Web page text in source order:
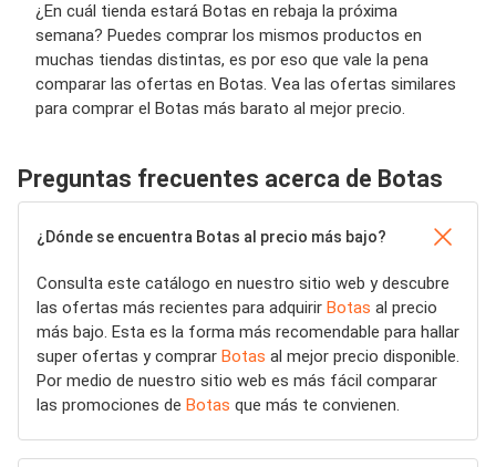
¿En cuál tienda estará Botas en rebaja la próxima
semana? Puedes comprar los mismos productos en
muchas tiendas distintas, es por eso que vale la pena
comparar las ofertas en Botas. Vea las ofertas similares
para comprar el Botas más barato al mejor precio.
Preguntas frecuentes acerca de Botas
¿Dónde se encuentra Botas al precio más bajo?
Consulta este catálogo en nuestro sitio web y descubre
las ofertas más recientes para adquirir Botas al precio
más bajo. Esta es la forma más recomendable para hallar
super ofertas y comprar Botas al mejor precio disponible.
Por medio de nuestro sitio web es más fácil comparar
las promociones de Botas que más te convienen.